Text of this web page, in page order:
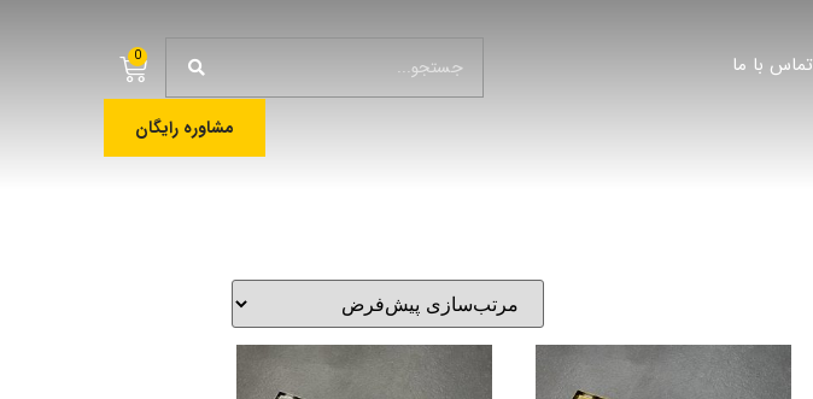
تماس با ما 0
مشاوره رایگان